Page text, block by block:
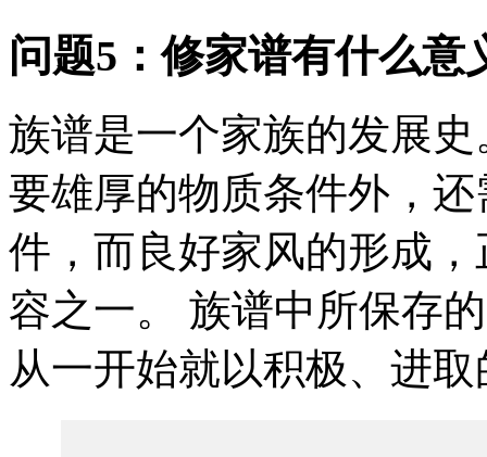
问题5：修家谱有什么意
族谱是一个家族的发展
要雄厚的物质条件外，
件，而良好家风的形成
容之一。 族谱中所保存
从一开始就以积极、进